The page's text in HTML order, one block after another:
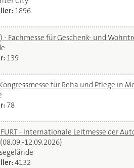
1896
- Fachmesse für Geschenk- und
139
für Reha und Pflege in
78
- Internationale Leitmesse der
(08.09.-12.09.2026)
4132